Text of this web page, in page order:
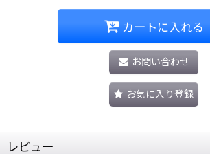
カートに入れる
お問い合わせ
お気に入り登録
レビュー